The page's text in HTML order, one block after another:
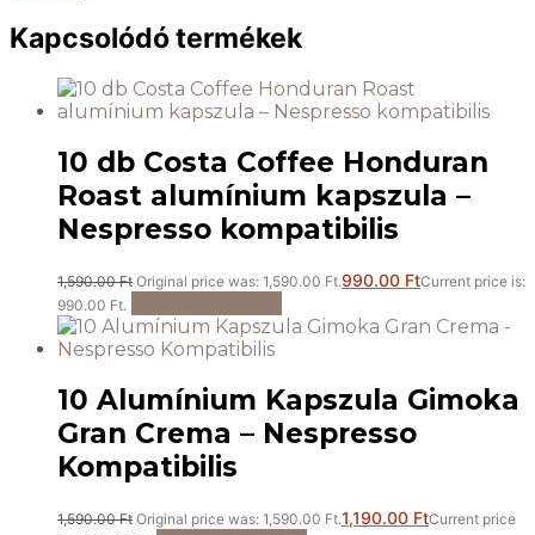
Kapcsolódó termékek
10 db Costa Coffee Honduran
Roast alumínium kapszula –
Nespresso kompatibilis
1,590.00Ft Original price was: 1,590.00 Ft.990.00 FtCurrent price is:
990.00 Ft.
10 Alumínium Kapszula Gimoka
Gran Crema – Nespresso
Kompatibilis
1,590.00Ft Original price was: 1,590.00 Ft.1,190.00 FtCurrent price